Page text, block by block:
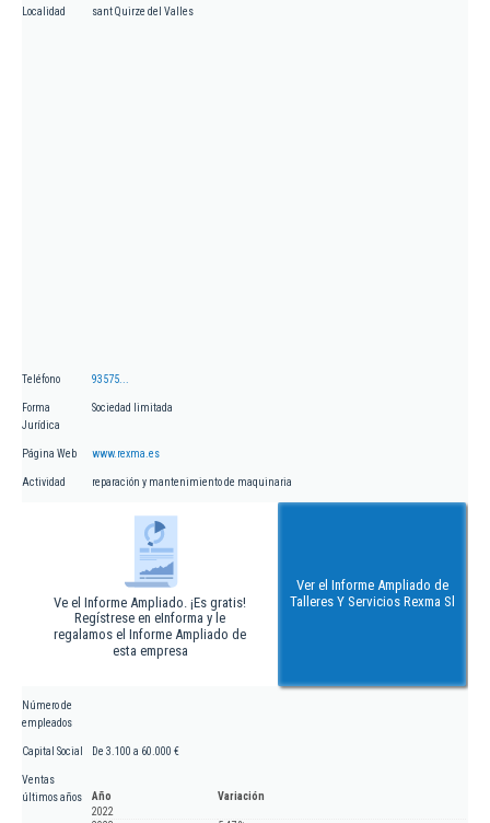
Localidad sant Quirze del Valles
Teléfono 93575...
Forma
Jurídica
Sociedad limitada
Página Web www.rexma.es
Actividad reparación y mantenimiento de maquinaria
Ve el Informe Ampliado. ¡Es gratis!
Regístrese en eInforma y le
regalamos el Informe Ampliado de
esta empresa
Ver el Informe Ampliado de
Talleres Y Servicios Rexma Sl
Número de
empleados
Capital Social De 3.100 a 60.000 €
Ventas
últimos años
Año
Variación
2022